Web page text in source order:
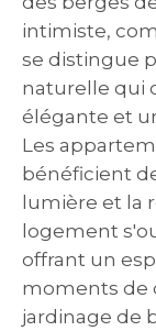
intimiste,
se distingue
naturelle qui
élégante et
Les
bénéficient
lumière et la
logement
offrant un
moments de
jardinage de